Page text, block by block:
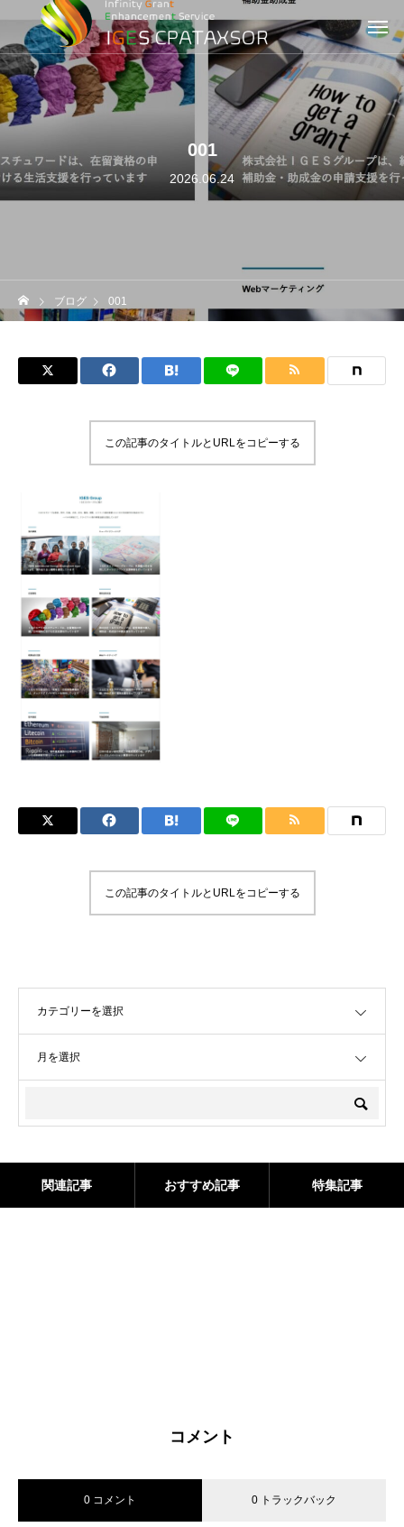
001
2026.06.24
ブログ 001
この記事のタイトルとURLをコピーする
この記事のタイトルとURLをコピーする
関連記事 おすすめ記事 特集記事
コメント
0 コメント 0 トラックバック